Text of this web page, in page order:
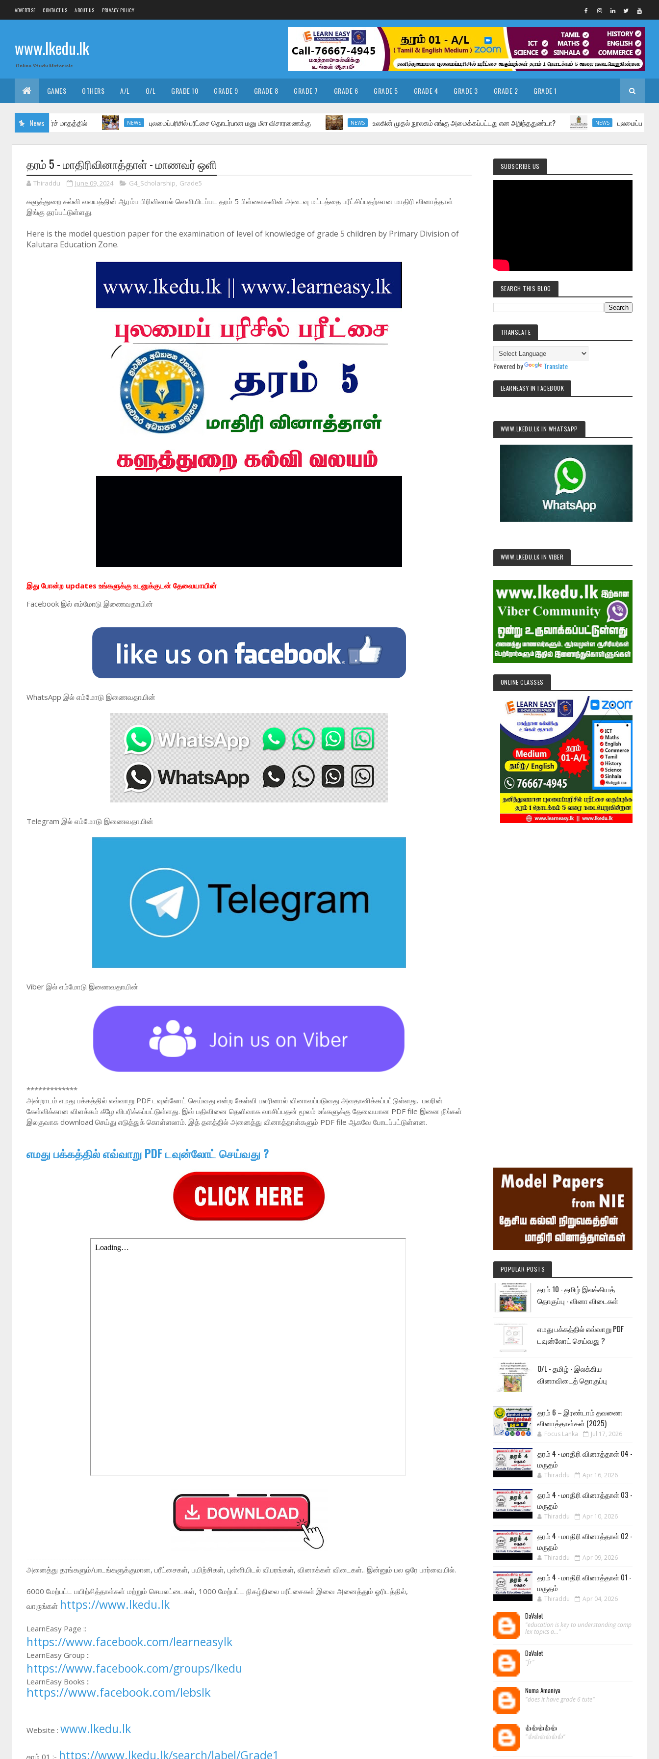
ADVERTISE CONTACT US ABOUT US PRIVACY POLICY
www.lkedu.lk
Online Study Materials
GAMES OTHERS A/L O/L GRADE 10 GRADE 9 GRADE 8 GRADE 7 GRADE 6 GRADE 5 GRADE 4 GRADE 3 GRADE 2 GRADE 1
News
மார்ச் மாதத்தில் NEWS புலமைப்பரிசில் பரீட்சை தொடர்பான மனு மீள விசாரணைக்கு NEWS உலகின் முதல் நூலகம் எங்கு அமைக்கப்பட்டது என அறிந்ததுண்டா? NEWS புலமைப்பரிசில் பரீட்சை
தரம் 5 - மாதிரிவினாத்தாள் - மாணவர் ஒளி
Thiraddu June 09, 2024 G4_Scholarship, Grade5
களுத்துறை கல்வி வலயத்தின் ஆரம்ப பிரிவினால் வெளியிடப்பட தரம் 5 பிள்ளைகளின் அடைவு மட்டத்தை பரீட்சிப்பதற்கான மாதிரி வினாத்தாள்
இங்கு தரப்பட்டுள்ளது.
Here is the model question paper for the examination of level of knowledge of grade 5 children by Primary Division of
Kalutara Education Zone.
இது போன்ற updates உங்களுக்கு உடனுக்குடன் தேவையாயின்
Facebook இல் எம்மோடு இணைவதாயின்
WhatsApp இல் எம்மோடு இணைவதாயின்
Telegram இல் எம்மோடு இணைவதாயின்
Viber இல் எம்மோடு இணைவதாயின்
*************
அன்றாடம் எமது பக்கத்தில் எவ்வாறு PDF டவுன்லோட் செய்வது என்ற கேள்வி பலரினால் வினாவப்படுவது அவதானிக்கப்பட்டுள்ளது. பலரின்
கேள்விக்கான விளக்கம் கீழே விபரிக்கப்பட்டுள்ளது. இவ் பதிவினை தெளிவாக வாசிப்பதன் மூலம் உங்களுக்கு தேவையான PDF file இனை நீங்கள்
இலகுவாக download செய்து எடுத்துக் கொள்ளலாம். இத் தளத்தில் அனைத்து வினாத்தாள்களும் PDF file ஆகவே போடப்பட்டுள்ளன.
எமது பக்கத்தில் எவ்வாறு PDF டவுன்லோட் செய்வது ?
------------------------------------------
அனைத்து தரங்களும்/பாடங்களுக்குமான, பரீட்சைகள், பயிற்சிகள், புள்ளியிடல் விபரங்கள், வினாக்கள் விடைகள்.. இன்னும் பல ஒரே பார்வையில்.
6000 மேற்பட்ட பயிற்சித்தாள்கள் மற்றும் செயலட்டைகள், 1000 மேற்பட்ட நிகழ்நிலை பரீட்சைகள் இவை அனைத்தும் ஓரிடத்தில்,
வாருங்கள் https://www.lkedu.lk
LearnEasy Page ::
https://www.facebook.com/learneasylk
LearnEasy Group ::
https://www.facebook.com/groups/lkedu
LearnEasy Books ::
https://www.facebook.com/lebslk
Website : www.lkedu.lk
தரம் 01 :- https://www.lkedu.lk/search/label/Grade1
SUBSCRIBE US
SEARCH THIS BLOG
TRANSLATE
Powered by Translate
LEARNEASY IN FACEBOOK
WWW.LKEDU.LK IN WHATSAPP
WWW.LKEDU.LK IN VIBER
ONLINE CLASSES
POPULAR POSTS
தரம் 10 - தமிழ் இலக்கியத்
தொகுப்பு - வினா விடைகள்
எமது பக்கத்தில் எவ்வாறு PDF
டவுன்லோட் செய்வது ?
O/L - தமிழ் - இலக்கிய
வினாவிடைத் தொகுப்பு
தரம் 6 – இரண்டாம் தவணை
வினாத்தாள்கள் (2025)
Focus Lanka Jul 17, 2026
தரம் 4 - மாதிரி வினாத்தாள் 04 -
மருதம்
Thiraddu Apr 16, 2026
தரம் 4 - மாதிரி வினாத்தாள் 03 -
மருதம்
Thiraddu Apr 10, 2026
தரம் 4 - மாதிரி வினாத்தாள் 02 -
மருதம்
Thiraddu Apr 09, 2026
தரம் 4 - மாதிரி வினாத்தாள் 01 -
மருதம்
Thiraddu Apr 04, 2026
DaValet
"education is key to understanding comp
lex topics a..."
DaValet
"fr"
Numa Amaniya
"does it have grade 6 tute"
👍👍👍👍👍
"👍👍👍👍👍👍"